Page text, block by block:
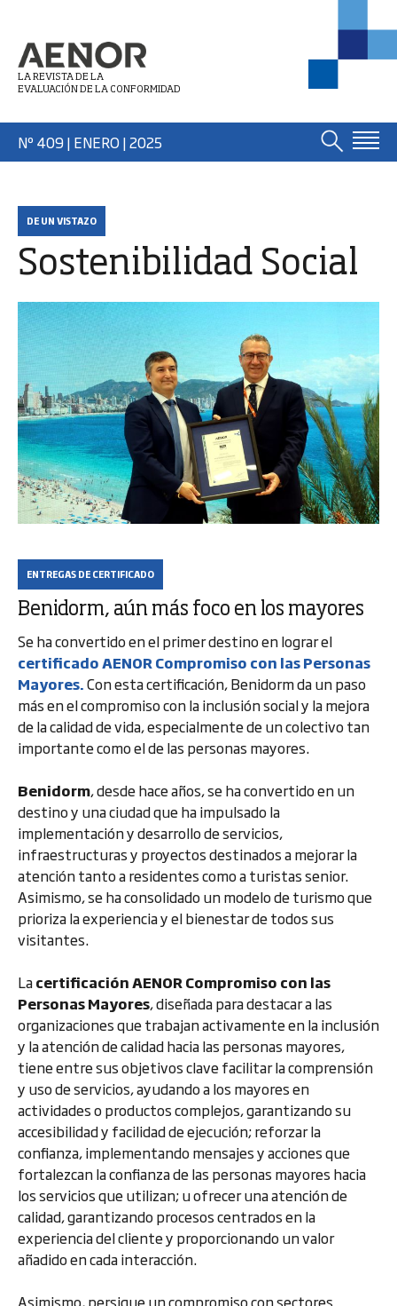
LA REVISTA DE LA
EVALUACIÓN DE LA CONFORMIDAD
Nº 409 | ENERO| 2025
DE UN VISTAZO
Sostenibilidad Social
ENTREGAS DE CERTIFICADO
Benidorm, aún más foco en los mayores
Se ha convertido en el primer destino en lograr el
certificado AENOR Compromiso con las Personas
Mayores.Con esta certificación, Benidorm da un paso
más en el compromiso con la inclusión social y la mejora
de la calidad de vida, especialmente de un colectivo tan
importante como el de las personas mayores.
Benidorm, desde hace años, se ha convertido en un
destino y una ciudad que ha impulsado la
implementación y desarrollo de servicios,
infraestructuras y proyectos destinados a mejorar la
atención tanto a residentes como a turistas senior.
Asimismo, se ha consolidado un modelo de turismo que
prioriza la experiencia y el bienestar de todos sus
visitantes.
Lacertificación AENOR Compromiso con las
Personas Mayores, diseñada para destacar a las
organizaciones que trabajan activamente en la inclusión
y la atención de calidad hacia las personas mayores,
tiene entre sus objetivos clave facilitar la comprensión
y uso de servicios, ayudando a los mayores en
actividades o productos complejos, garantizando su
accesibilidad y facilidad de ejecución; reforzar la
confianza, implementando mensajes y acciones que
fortalezcan la confianza de las personas mayores hacia
los servicios que utilizan; u ofrecer una atención de
calidad, garantizando procesos centrados en la
experiencia del cliente y proporcionando un valor
añadido en cada interacción.
Asimismo, persigue un compromiso con sectores